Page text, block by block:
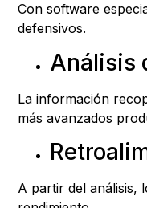
Con software
defensivos.
Análisis
La información
más avanzados
A partir del análisis,